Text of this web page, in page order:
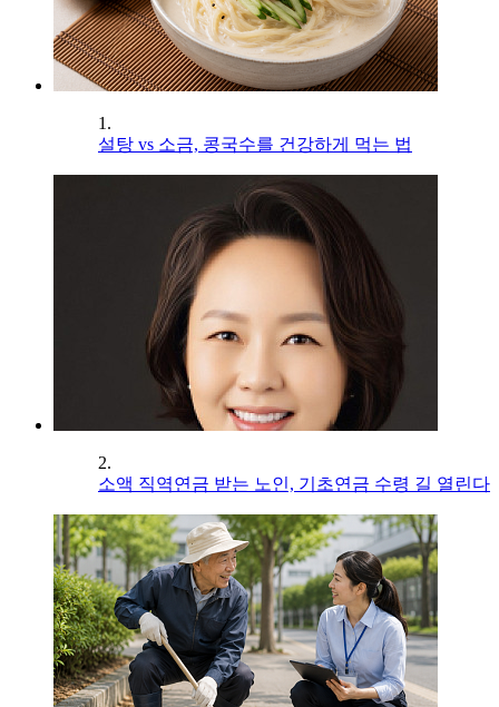
1.
설탕 vs 소금, 콩국수를 건강하게 먹는 법
2.
소액 직역연금 받는 노인, 기초연금 수령 길 열린다